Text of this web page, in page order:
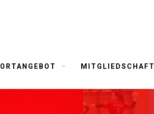
MITGLIEDSCHAFT